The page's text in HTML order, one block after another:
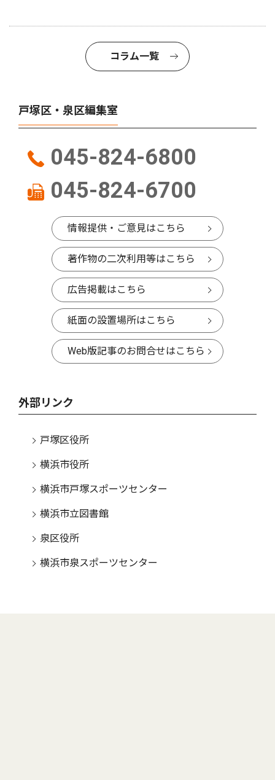
コラム一覧
戸塚区・泉区編集室
045-824-6800
045-824-6700
情報提供・ご意見はこちら
著作物の二次利用等はこちら
広告掲載はこちら
紙面の設置場所はこちら
Web版記事のお問合せはこちら
外部リンク
戸塚区役所
横浜市役所
横浜市戸塚スポーツセンター
横浜市立図書館
泉区役所
横浜市泉スポーツセンター